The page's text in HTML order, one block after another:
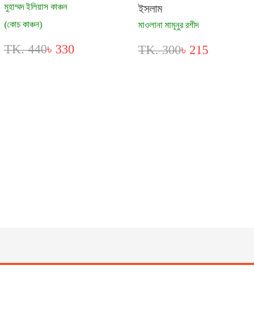
মুহাম্মদ ইলিয়াস কাঞ্চন
(কোচ কাঞ্চন)
TK. 440৳ 330
ইসলাম
মাওলানা মামূনুর রশীদ
TK. 300৳ 215